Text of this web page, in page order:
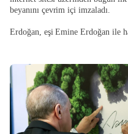
beyanını çevrim içi imzaladı.
Erdoğan, eşi Emine Erdoğan ile